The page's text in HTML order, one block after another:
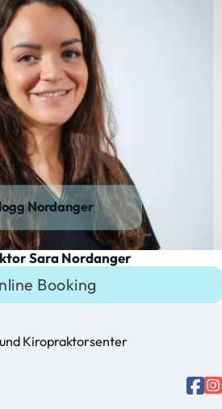
Nordanger
Sara Nordanger
Booking
Kiropraktorsenter